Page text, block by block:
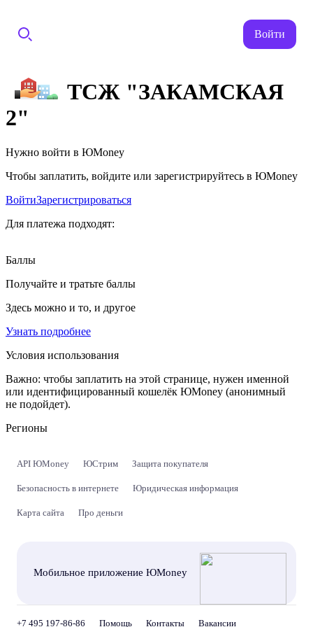
Войти
ТСЖ "ЗАКАМСКАЯ
2"
Нужно войти в ЮMoney
Чтобы заплатить, войдите или зарегистрируйтесь в ЮMoney
ВойтиЗарегистрироваться
Для платежа подходят:
Баллы
Получайте и тратьте баллы
Здесь можно и то, и другое
Узнать подробнее
Условия использования
Важно: чтобы заплатить на этой странице, нужен именной
или идентифицированный кошелёк ЮMoney (анонимный
не подойдет).
Регионы
API ЮMoney ЮСтрим Защита покупателя
Безопасность в интернете Юридическая информация
Карта сайта Про деньги
Мобильное приложение ЮMoney
+7 495 197-86-86 Помощь Контакты Вакансии